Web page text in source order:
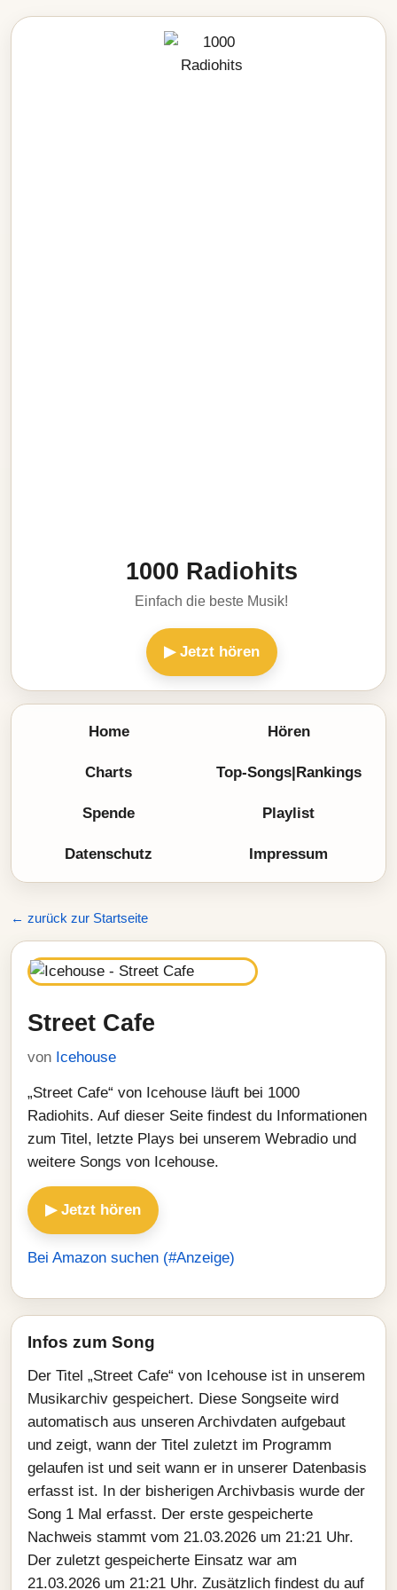
1000 Radiohits
Einfach die beste Musik!
▶ Jetzt hören
Home Hören
Charts Top-Songs|Rankings
Spende Playlist
Datenschutz Impressum
← zurück zur Startseite
Street Cafe
von Icehouse
„Street Cafe“ von Icehouse läuft bei 1000
Radiohits. Auf dieser Seite findest du Informationen
zum Titel, letzte Plays bei unserem Webradio und
weitere Songs von Icehouse.
▶ Jetzt hören
Bei Amazon suchen (#Anzeige)
Infos zum Song
Der Titel „Street Cafe“ von Icehouse ist in unserem
Musikarchiv gespeichert. Diese Songseite wird
automatisch aus unseren Archivdaten aufgebaut
und zeigt, wann der Titel zuletzt im Programm
gelaufen ist und seit wann er in unserer Datenbasis
erfasst ist. In der bisherigen Archivbasis wurde der
Song 1 Mal erfasst. Der erste gespeicherte
Nachweis stammt vom 21.03.2026 um 21:21 Uhr.
Der zuletzt gespeicherte Einsatz war am
21.03.2026 um 21:21 Uhr. Zusätzlich findest du auf